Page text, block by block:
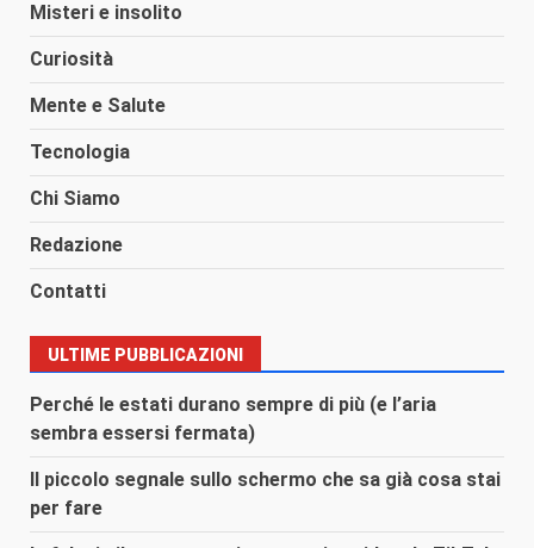
Misteri e insolito
Curiosità
Mente e Salute
Tecnologia
Chi Siamo
Redazione
Contatti
ULTIME PUBBLICAZIONI
Perché le estati durano sempre di più (e l’aria
sembra essersi fermata)
Il piccolo segnale sullo schermo che sa già cosa stai
per fare